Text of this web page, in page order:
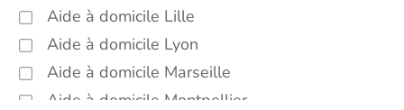
Promenade animaux de compagnie
Montpellier (34070)
Soins esthétiques Montpellier (34070)
Autres aides à domicile Montpellier
Aide à domicile Lille
Aide à domicile Lyon
Aide à domicile Marseille
Aide à domicile Montpellier